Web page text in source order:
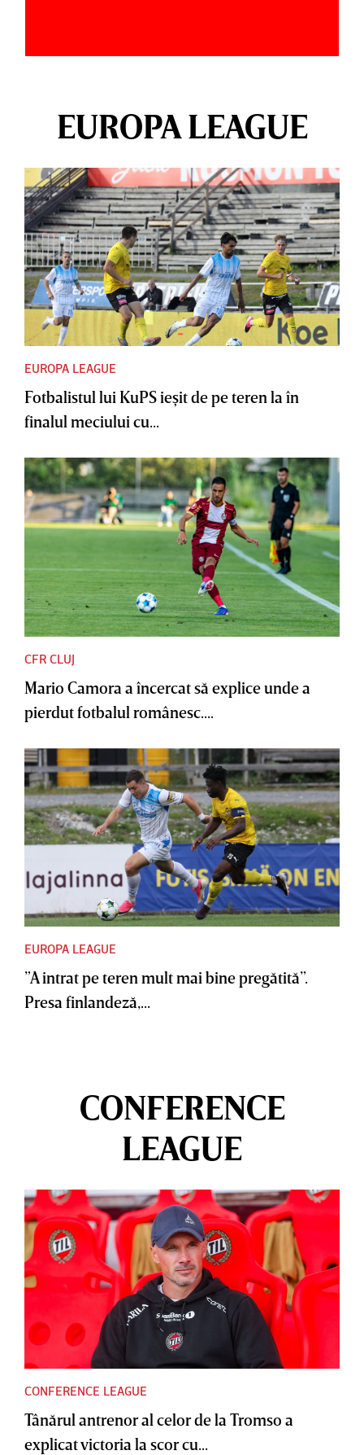
EUROPA LEAGUE
EUROPA LEAGUE
Fotbalistul lui KuPS ieşit de pe teren la în
finalul meciului cu...
CFR CLUJ
Mario Camora a încercat să explice unde a
pierdut fotbalul românesc....
EUROPA LEAGUE
”A intrat pe teren mult mai bine pregătită”.
Presa finlandeză,...
CONFERENCE
LEAGUE
CONFERENCE LEAGUE
Tânărul antrenor al celor de la Tromso a
explicat victoria la scor cu...